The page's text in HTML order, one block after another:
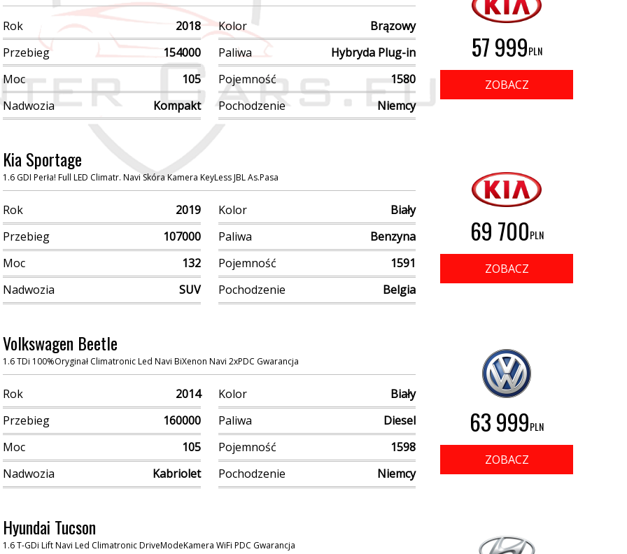
Rok 2018 Kolor
Brązowy
Przebieg
154000 Paliwa
Hybryda Plug-in
Moc
105 Pojemność
1580
Nadwozia
Kompakt Pochodzenie Niemcy
57 999PLN
ZOBACZ
Kia Sportage
1.6 GDI Perła! Full LED Climatr. Navi Skóra Kamera KeyLess JBL As.Pasa
Rok 2019 Kolor
Biały
Przebieg
107000 Paliwa
Benzyna
Moc
132 Pojemność
1591
Nadwozia
SUV Pochodzenie Belgia
69 700PLN
ZOBACZ
Volkswagen Beetle
1.6 TDi 100%Oryginał Climatronic Led Navi BiXenon Navi 2xPDC Gwarancja
Rok 2014 Kolor
Biały
Przebieg
160000 Paliwa
Diesel
Moc
105 Pojemność
1598
Nadwozia
Kabriolet Pochodzenie Niemcy
63 999PLN
ZOBACZ
Hyundai Tucson
1.6 T-GDi Lift Navi Led Climatronic DriveModeKamera WiFi PDC Gwarancja